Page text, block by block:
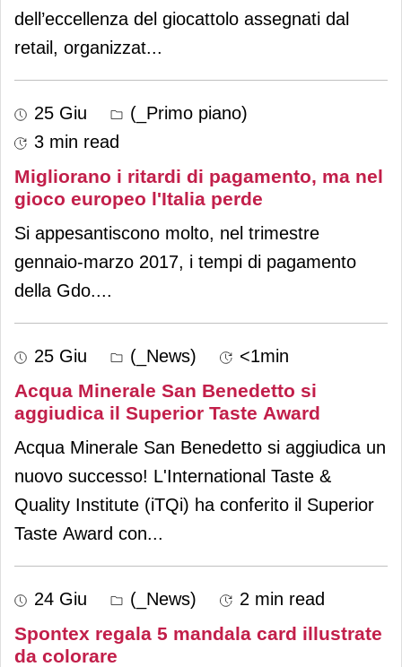
dell’eccellenza del giocattolo assegnati dal
retail, organizzat...
25 Giu
(_Primo piano)
3 min read
Migliorano i ritardi di pagamento, ma nel
gioco europeo l'Italia perde
Si appesantiscono molto, nel trimestre
gennaio-marzo 2017, i tempi di pagamento
della Gdo....
25 Giu (_News) <1min
Acqua Minerale San Benedetto si
aggiudica il Superior Taste Award
Acqua Minerale San Benedetto si aggiudica un
nuovo successo! L'International Taste &
Quality Institute (iTQi) ha conferito il Superior
Taste Award con...
24 Giu (_News) 2 min read
Spontex regala 5 mandala card illustrate
da colorare